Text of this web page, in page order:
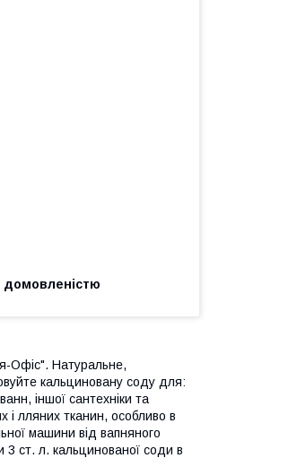
домовленістю
Офіс". Натуральне,
кальциновану соду для:
іншої сантехніки та
і лляних тканин, особливо в
машини від вапняного
ст. л. кальцинованої соди в